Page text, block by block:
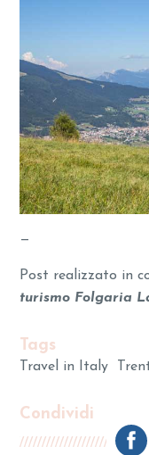
—
Post realizzato in
turismo Folgaria
Tags
Travel in Italy
Condividi